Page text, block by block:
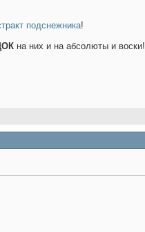
подснежника!
на них и на абсолюты и воски!